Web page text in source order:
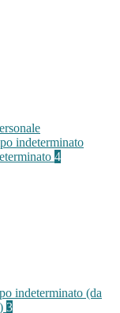
indeterminato
4
indeterminato (da
3